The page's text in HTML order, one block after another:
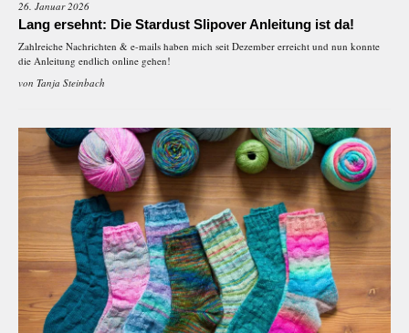
26. Januar 2026
Lang ersehnt: Die Stardust Slipover Anleitung ist da!
Zahlreiche Nachrichten & e-mails haben mich seit Dezember erreicht und nun konnte
die Anleitung endlich online gehen!
von Tanja Steinbach